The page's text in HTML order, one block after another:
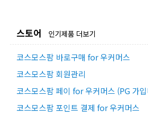
스토어 인기제품 더보기
코스모스팜 바로구매 for 우커머스
코스모스팜 회원관리
코스모스팜 페이 for 우커머스 (PG 가
코스모스팜 포인트 결제 for 우커머스